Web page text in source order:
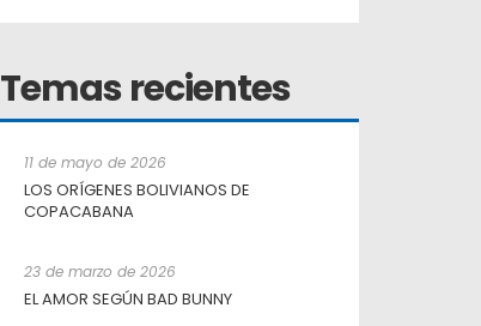
Temas recientes
11 de mayo de 2026
LOS ORÍGENES BOLIVIANOS DE
COPACABANA
23 de marzo de 2026
EL AMOR SEGÚN BAD BUNNY